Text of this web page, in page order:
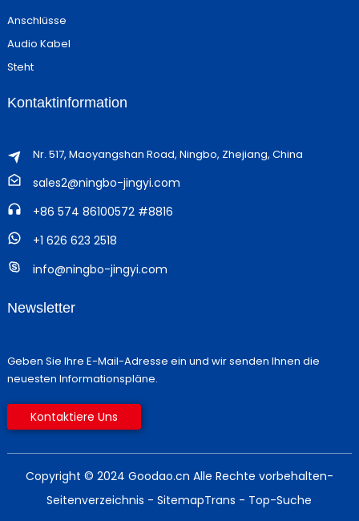
Anschlüsse
Audio Kabel
Steht
Kontaktinformation
Nr. 517, Maoyangshan Road, Ningbo, Zhejiang, China
sales2@ningbo-jingyi.com
+86 574 86100572 #8816
+1 626 623 2518
info@ningbo-jingyi.com
Newsletter
Geben Sie Ihre E-Mail-Adresse ein und wir senden Ihnen die
neuesten Informationspläne.
Kontaktiere Uns
Copyright © 2024 Goodao.cn Alle Rechte vorbehalten-
Seitenverzeichnis - SitemapTrans - Top-Suche